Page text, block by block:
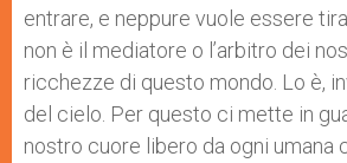
entrare, e neppure vuole essere
non è il mediatore o l’arbitro dei
ricchezze di questo mondo. Lo è,
del cielo. Per questo ci mette in
nostro cuore libero da ogni umana